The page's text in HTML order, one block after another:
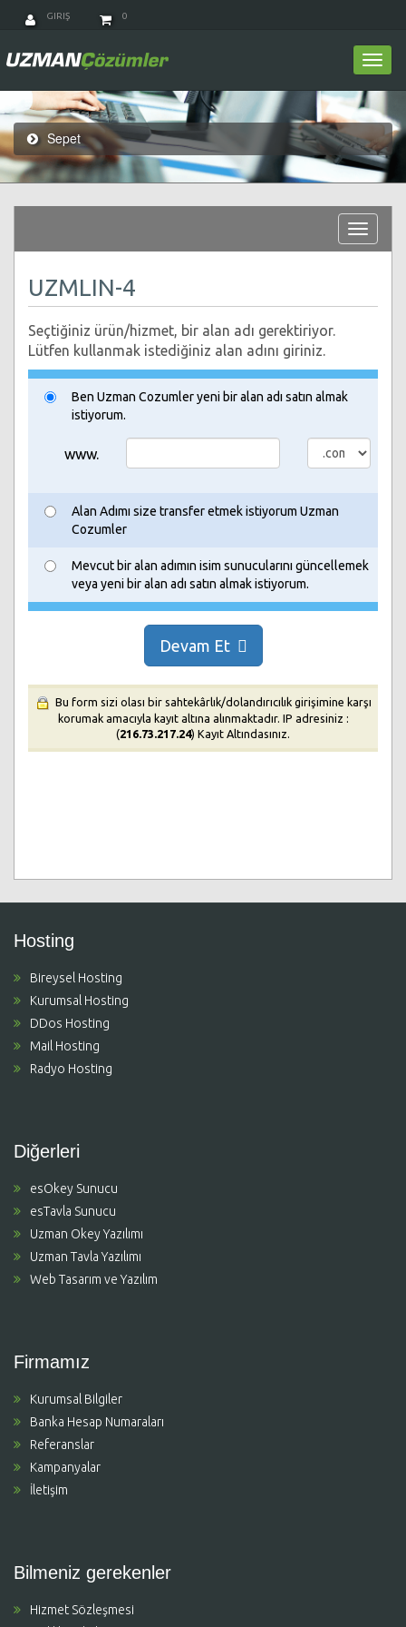
GIRIŞ 0
Sepet
Toggle
UZMLIN-4
Seçtiğiniz ürün/hizmet, bir alan adı gerektiriyor.
Lütfen kullanmak istediğiniz alan adını giriniz.
Ben Uzman Cozumler yeni bir alan adı satın almak
istiyorum.
www.
Alan Adımı size transfer etmek istiyorum Uzman
Cozumler
Mevcut bir alan adımın isim sunucularını güncellemek
veya yeni bir alan adı satın almak istiyorum.
Devam Et
Bu form sizi olası bir sahtekârlık/dolandırıcılık girişimine karşı
korumak amacıyla kayıt altına alınmaktadır. IP adresiniz :
(216.73.217.24) Kayıt Altındasınız.
Hosting
Bireysel Hosting
Kurumsal Hosting
DDos Hosting
Mail Hosting
Radyo Hosting
Diğerleri
esOkey Sunucu
esTavla Sunucu
Uzman Okey Yazılımı
Uzman Tavla Yazılımı
Web Tasarım ve Yazılım
Firmamız
Kurumsal Bilgiler
Banka Hesap Numaraları
Referanslar
Kampanyalar
İletişim
Bilmeniz gerekenler
Hizmet Sözleşmesi